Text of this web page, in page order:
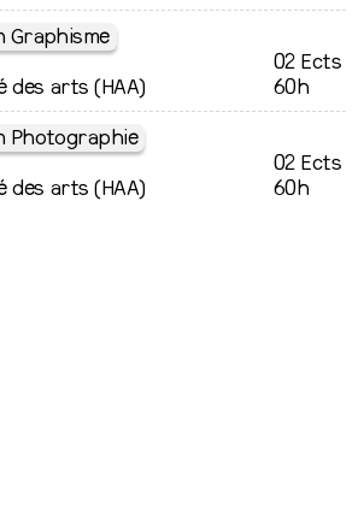
Graphisme
des arts (HAA)
02 Ects
60h
Photographie
des arts (HAA)
02 Ects
60h